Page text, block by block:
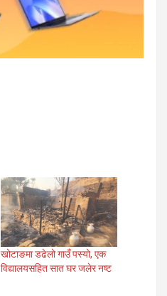
खोटाङमा डढेलो गाउँ पस्यो, एक
विद्यालयसहित सात घर जलेर नष्ट